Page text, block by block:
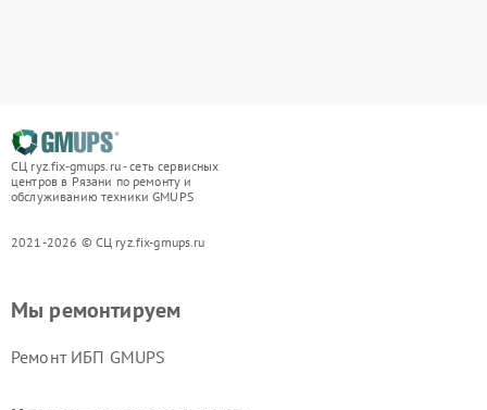
СЦ ryz.fix-gmups.ru - сеть сервисных
центров в Рязани по ремонту и
обслуживанию техники GMUPS
2021-2026 © СЦ ryz.fix-gmups.ru
Мы ремонтируем
Ремонт ИБП GMUPS